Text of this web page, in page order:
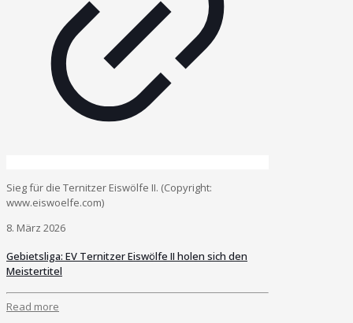
Sieg für die Ternitzer Eiswölfe II. (Copyright:
www.eiswoelfe.com)
8. März 2026
Gebietsliga: EV Ternitzer Eiswölfe II holen sich den
Meistertitel
Read more